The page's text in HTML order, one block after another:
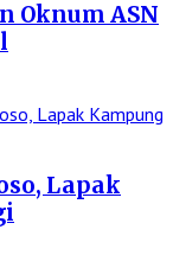
Oknum ASN
Lapak